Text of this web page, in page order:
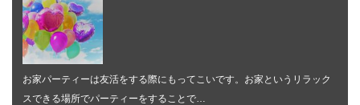
お家パーティーは友活をする際にもってこいです。お家というリラック
スできる場所でパーティーをすることで…